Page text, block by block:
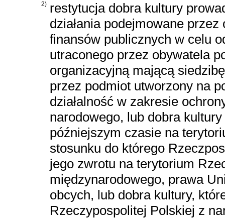
2) restytucja dobra kultury
działania podejmowane
finansów publicznych w celu
utraconego przez obywatela
organizacyjną mającą
przez podmiot utworzony na
działalność w zakresie
narodowego, lub dobra
późniejszym czasie na
stosunku do którego
jego zwrotu na terytorium
międzynarodowego, prawa
obcych, lub dobra kultury,
Rzeczypospolitej Polskiej z